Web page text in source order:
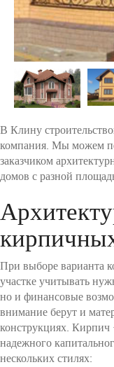
В Клину
компания. Мы можем
заказчиком
домов с разной
При выборе варианта
участке учитывать
но и финансовые
внимание берут и
конструкциях. Кирпич
надежного
нескольких стилях: